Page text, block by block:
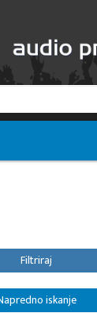
Filtriraj
iskanje